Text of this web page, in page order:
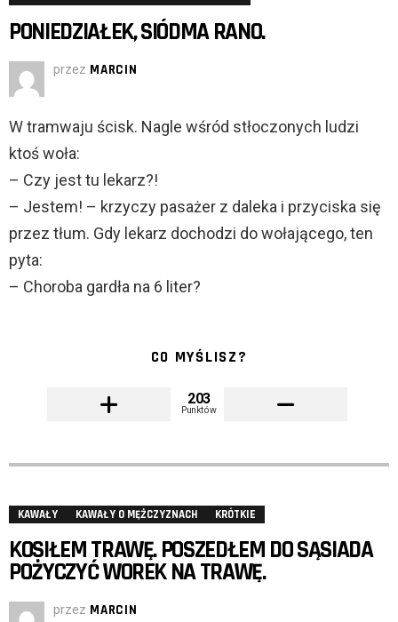
PONIEDZIAŁEK, SIÓDMA RANO.
przez MARCIN
W tramwaju ścisk. Nagle wśród stłoczonych ludzi
ktoś woła:
– Czy jest tu lekarz?!
– Jestem! – krzyczy pasażer z daleka i przyciska się
przez tłum. Gdy lekarz dochodzi do wołającego, ten
pyta:
– Choroba gardła na 6 liter?
CO MYŚLISZ?
203
Punktów
KAWAŁY KAWAŁY O MĘŻCZYZNACH KRÓTKIE
KOSIŁEM TRAWĘ. POSZEDŁEM DO SĄSIADA
POŻYCZYĆ WOREK NA TRAWĘ.
przez MARCIN